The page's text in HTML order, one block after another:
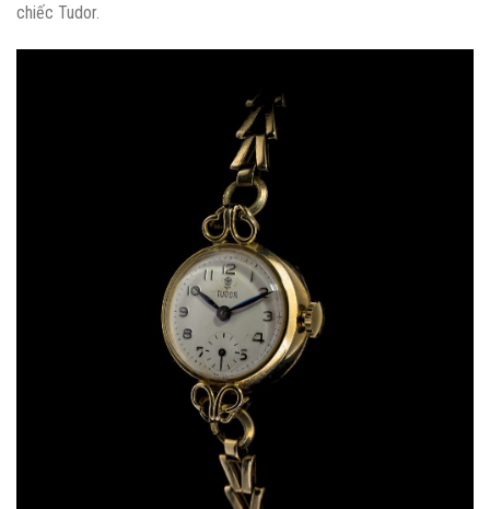
chiếc Tudor.